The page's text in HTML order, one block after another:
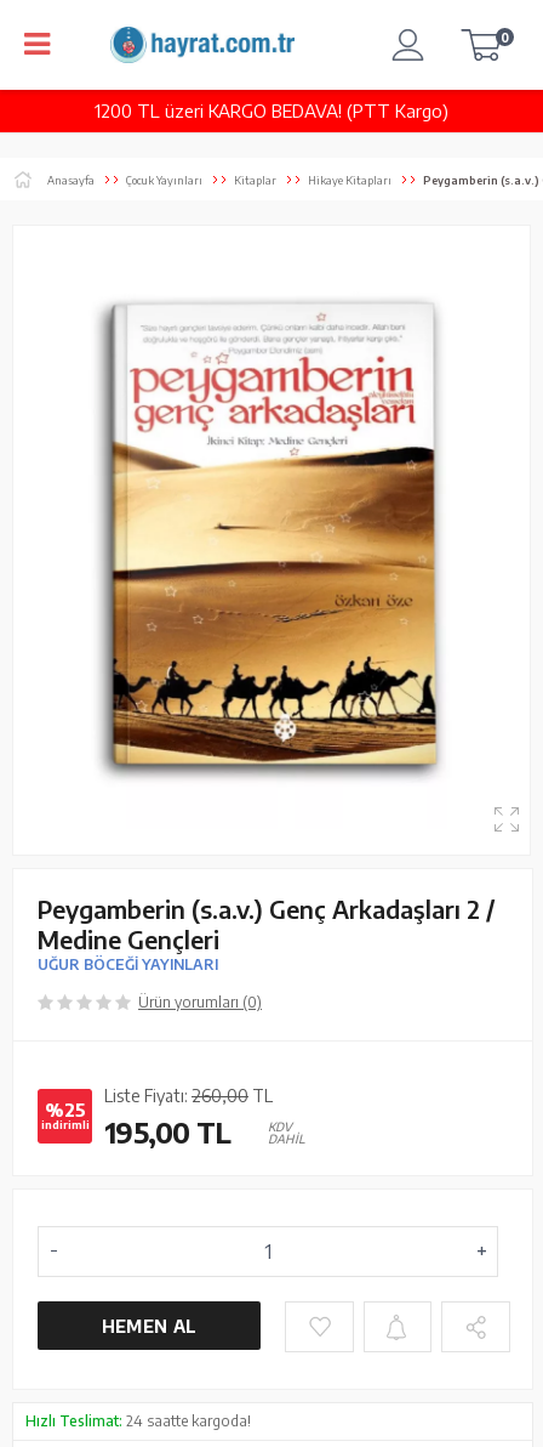
1200 TL üzeri KARGO BEDAVA! (PTT Kargo)
0
Anasayfa Çocuk Yayınları Kitaplar Hikaye Kitapları Peygamberin (s.a.v.)
Peygamberin (s.a.v.) Genç Arkadaşları 2 /
Medine Gençleri
UĞUR BÖCEĞİ YAYINLARI
Ürün yorumları (0)
%25
indirimli
Liste Fiyatı: 260,00 TL
195,00 TL
KDV
DAHİL
HEMEN AL
Hızlı Teslimat: 24 saatte kargoda!